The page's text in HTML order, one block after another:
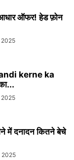
ऑफर! हेड फ़ोन
2025
kerne ka
2025
में दनादन कितने बेचे
2025